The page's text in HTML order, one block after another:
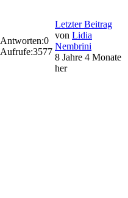
Antworten:0
Aufrufe:3577
Letzter Beitrag
von Lidia
Nembrini
8 Jahre 4 Monate
her